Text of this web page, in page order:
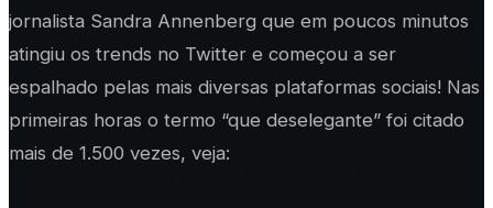
jornalista Sandra Annenberg que em poucos minutos
atingiu os trends no Twitter e começou a ser
espalhado pelas mais diversas plataformas sociais! Nas
primeiras horas o termo “que deselegante” foi citado
mais de 1.500 vezes, veja: